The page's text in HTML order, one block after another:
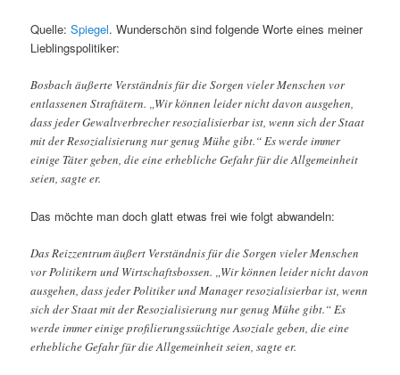
Quelle:Spiegel. Wunderschön sind folgende Worte eines meiner
Lieblingspolitiker:
Bosbach äußerte Verständnis für die Sorgen vieler Menschen vor
entlassenen Straftätern. „Wir können leider nicht davon ausgehen,
dass jeder Gewaltverbrecher resozialisierbar ist, wenn sich der Staat
mit der Resozialisierung nur genug Mühe gibt.“ Es werde immer
einige Täter geben, die eine erhebliche Gefahr für die Allgemeinheit
seien, sagte er.
Das möchte man doch glatt etwas frei wie folgt abwandeln:
Das Reizzentrum äußert Verständnis für die Sorgen vieler Menschen
vor Politikern und Wirtschaftsbossen. „Wir können leider nicht davon
ausgehen, dass jeder Politiker und Manager resozialisierbar ist, wenn
sich der Staat mit der Resozialisierung nur genug Mühe gibt.“ Es
werde immer einige profilierungssüchtige Asoziale geben, die eine
erhebliche Gefahr für die Allgemeinheit seien, sagte er.